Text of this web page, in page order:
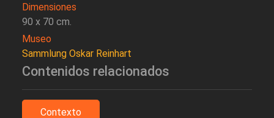
Dimensiones
90 x 70 cm.
Museo
Sammlung Oskar Reinhart
Contenidos relacionados
Contexto